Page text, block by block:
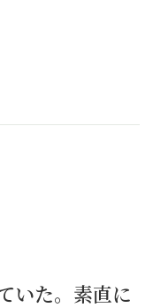
いた。素直に